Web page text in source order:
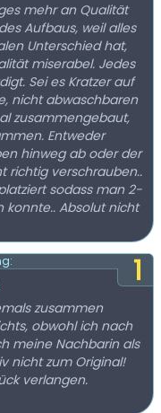
mehr an Qualität
Aufbaus, weil alles
Unterschied hat,
miserabel. Jedes
Sei es Kratzer auf
nicht abwaschbaren
zusammengebaut,
Entweder
hinweg ab oder der
richtig verschrauben..
sodass man 2-
Absolut nicht
1
zusammen
obwohl ich nach
meine Nachbarin als
nicht zum Original!
verlangen.